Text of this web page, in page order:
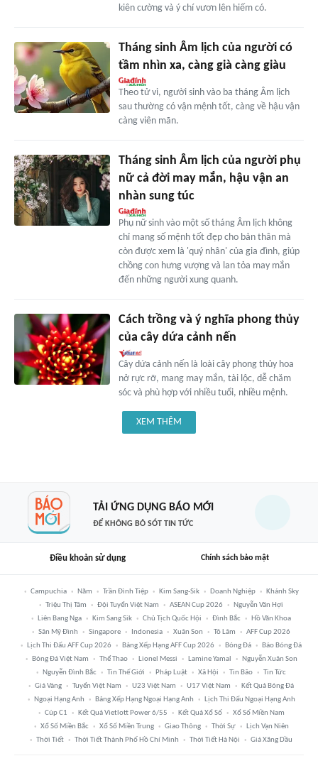
kiên cường và ý chí vươn lên hiếm có.
Tháng sinh Âm lịch của người có
tầm nhìn xa, càng già càng giàu
Theo tử vi, người sinh vào ba tháng Âm lịch
sau thường có vận mệnh tốt, càng về hậu vận
càng viên mãn.
Tháng sinh Âm lịch của người phụ
nữ cả đời may mắn, hậu vận an
nhàn sung túc
Phụ nữ sinh vào một số tháng Âm lịch không
chỉ mang số mệnh tốt đẹp cho bản thân mà
còn được xem là 'quý nhân' của gia đình, giúp
chồng con hưng vượng và lan tỏa may mắn
đến những người xung quanh.
Cách trồng và ý nghĩa phong thủy
của cây dứa cảnh nến
Cây dứa cảnh nến là loài cây phong thủy hoa
nở rực rỡ, mang may mắn, tài lộc, dễ chăm
sóc và phù hợp với nhiều tuổi, nhiều mệnh.
XEM THÊM
TẢI ỨNG DỤNG BÁO MỚI
ĐỂ KHÔNG BỎ SÓT TIN TỨC
Điều khoản sử dụng Chính sách bảo mật
Campuchia Năm Trần Đình Tiệp Kim Sang-Sik Doanh Nghiệp
Khánh Sky
Triệu Thị Tâm
Đội Tuyển Việt Nam ASEAN Cup 2026
Nguyễn Văn Hợi
Liên Bang Nga
Kim Sang Sik Chủ Tịch Quốc Hội Đình Bắc
Hồ Văn Khoa
Sân Mỹ Đình
Singapore Indonesia Xuân Son Tô Lâm
AFF Cup 2026
Lịch Thi Đấu AFF Cup 2026
Bảng Xếp Hạng AFF Cup 2026 Bóng Đá
Báo Bóng Đá
Bóng Đá Việt Nam
Thể Thao Lionel Messi Lamine Yamal
Nguyễn Xuân Son
Nguyễn Đình Bắc
Tin Thế Giới Pháp Luật Xã Hội Tin Bão
Tin Tức
Giá Vàng
Tuyển Việt Nam U23 Việt Nam U17 Việt Nam
Kết Quả Bóng Đá
Ngoại Hạng Anh
Bảng Xếp Hạng Ngoại Hạng Anh
Lịch Thi Đấu Ngoại Hạng Anh
Cúp C1
Kết Quả Vietlott Power 6/55 Kết Quả Xổ Số
Xổ Số Miền Nam
Xổ Số Miền Bắc
Xổ Số Miền Trung Giao Thông Thời Sự
Lịch Vạn Niên
Thời Tiết
Thời Tiết Thành Phố Hồ Chí Minh Thời Tiết Hà Nội Giá Xăng Dầu